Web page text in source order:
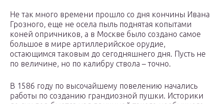
Не так много времени прошло со дня кончины Ивана
Грозного, еще не осела пыль поднятая копытами
коней опричников, а в Москве было создано самое
большое в мире артиллерийское орудие,
остающимся таковым до сегодняшнего дня. Пусть не
по величине, но по калибру ствола – точно.
В 1586 году по высочайшему повелению начались
работы по созданию грандиозной пушки. Историки